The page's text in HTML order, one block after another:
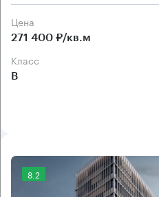
Цена
271 400 ₽/кв.м
класс
B
8.2